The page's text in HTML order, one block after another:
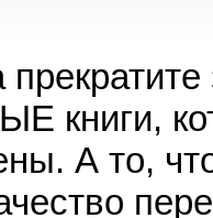
книги,
А то,